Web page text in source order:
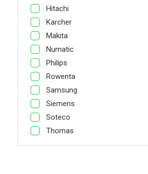
Hitachi
Karcher
Makita
Numatic
Philips
Rowenta
Samsung
Siemens
Soteco
Thomas